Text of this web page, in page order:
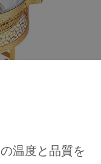
温度と品質を